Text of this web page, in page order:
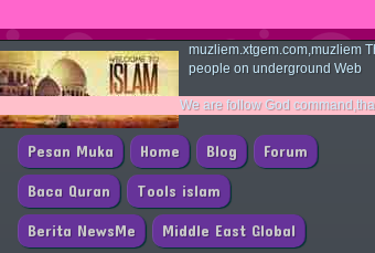
muzliem.xtgem.com,muzliem
people on underground Web
We are follow God command,that its pray
Pesan Muka Home Blog Forum
Baca Quran Tools islam
Berita NewsMe Middle East Global